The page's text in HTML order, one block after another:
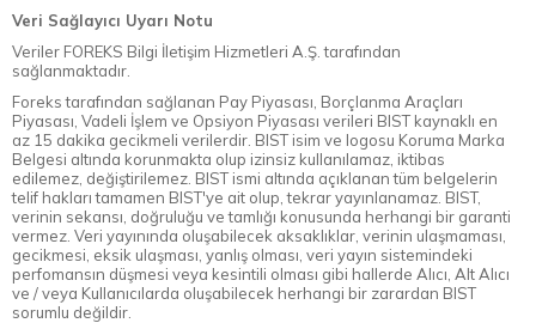
Veri Sağlayıcı Uyarı Notu
Veriler FOREKS Bilgi İletişim Hizmetleri A.Ş. tarafından
sağlanmaktadır.
Foreks tarafından sağlanan Pay Piyasası, Borçlanma Araçları
Piyasası, Vadeli İşlem ve Opsiyon Piyasası verileri BIST kaynaklı en
az 15 dakika gecikmeli verilerdir. BIST isim ve logosu Koruma Marka
Belgesi altında korunmakta olup izinsiz kullanılamaz, iktibas
edilemez, değiştirilemez. BIST ismi altında açıklanan tüm belgelerin
telif hakları tamamen BIST'ye ait olup, tekrar yayınlanamaz. BIST,
verinin sekansı, doğruluğu ve tamlığı konusunda herhangi bir garanti
vermez. Veri yayınında oluşabilecek aksaklıklar, verinin ulaşmaması,
gecikmesi, eksik ulaşması, yanlış olması, veri yayın sistemindeki
perfomansın düşmesi veya kesintili olması gibi hallerde Alıcı, Alt Alıcı
ve / veya Kullanıcılarda oluşabilecek herhangi bir zarardan BIST
sorumlu değildir.